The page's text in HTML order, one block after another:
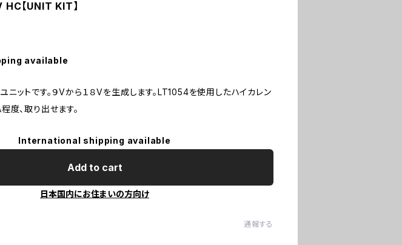
【UNIT KIT】
available
ニットです。９Vから１８Vを生成します。LT1054を使用したハイカレン
度、取り出せます。
International shipping available
Add to cart
日本国内にお住まいの方向け
通報する